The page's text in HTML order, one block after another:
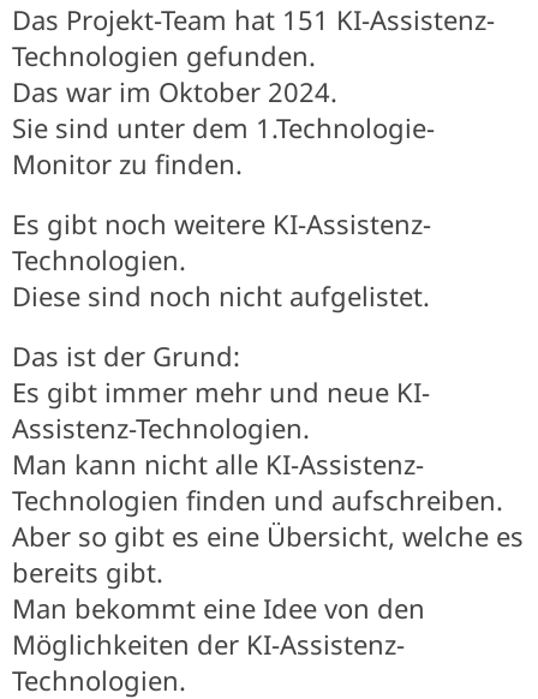
Das Projekt-Team hat 151 KI-Assistenz-
Technologien gefunden.
Das war im Oktober 2024.
Sie sind unter dem 1.Technologie-
Monitor zu finden.
Es gibt noch weitere KI-Assistenz-
Technologien.
Diese sind noch nicht aufgelistet.
Das ist der Grund:
Es gibt immer mehr und neue KI-
Assistenz-Technologien.
Man kann nicht alle KI-Assistenz-
Technologien finden und aufschreiben.
Aber so gibt es eine Übersicht, welche es
bereits gibt.
Man bekommt eine Idee von den
Möglichkeiten der KI-Assistenz-
Technologien.